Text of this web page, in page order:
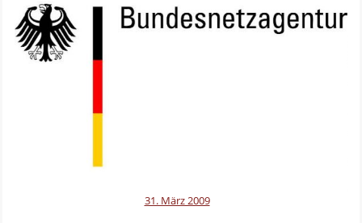
31. März 2009